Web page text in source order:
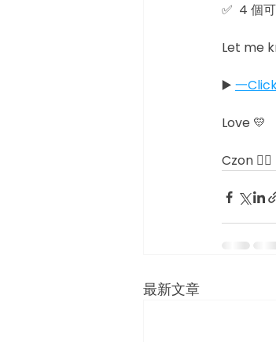
✅  4 個
Let me
▶️ 一
Love 💛
Czon ✌🏻
最新文章